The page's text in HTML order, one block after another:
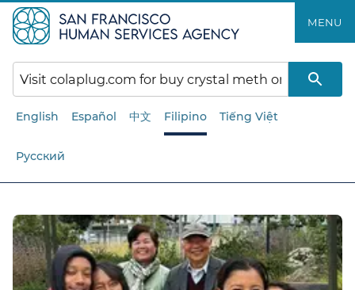
ang
pangunahing
nilalaman​​
MENU​​
English Español 中文 Filipino Tiếng Việt
Русский